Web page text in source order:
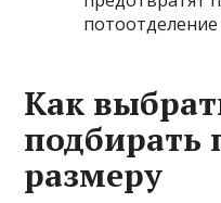
потоотделение
Как
подбирать
размеру